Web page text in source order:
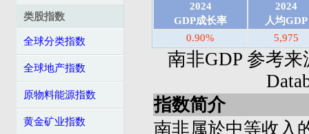
类股指数
全球分类指数
全球地产指数
原物料能源指数
黄金矿业指数
2024
GDP成长率
2024
人均GDP
0.90%
5,975
南非GDP 参考来
指数简介
南非属於中等收入